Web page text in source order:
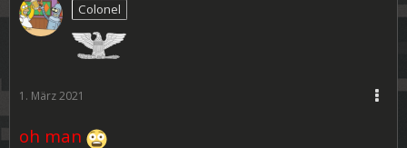
Colonel
1. März 2021
oh man